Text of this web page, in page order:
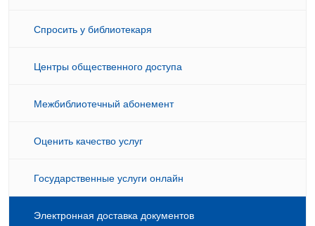
Спросить у библиотекаря
Центры общественного доступа
Межбиблиотечный абонемент
Оценить качество услуг
Государственные услуги онлайн
Электронная доставка документов